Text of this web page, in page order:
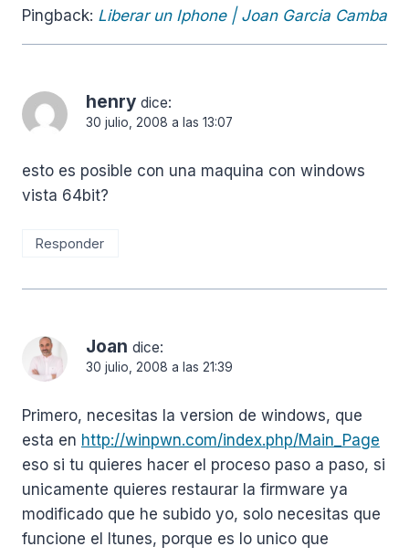
Pingback: Liberar un Iphone | Joan Garcia Camba
henry dice:
30 julio, 2008 a las 13:07
esto es posible con una maquina con windows
vista 64bit?
Responder
Joan dice:
30 julio, 2008 a las 21:39
Primero, necesitas la version de windows, que
esta en http://winpwn.com/index.php/Main_Page
eso si tu quieres hacer el proceso paso a paso, si
unicamente quieres restaurar la firmware ya
modificado que he subido yo, solo necesitas que
funcione el Itunes, porque es lo unico que